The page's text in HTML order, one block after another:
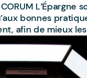
L’Épargne
bonnes
afin de mieux